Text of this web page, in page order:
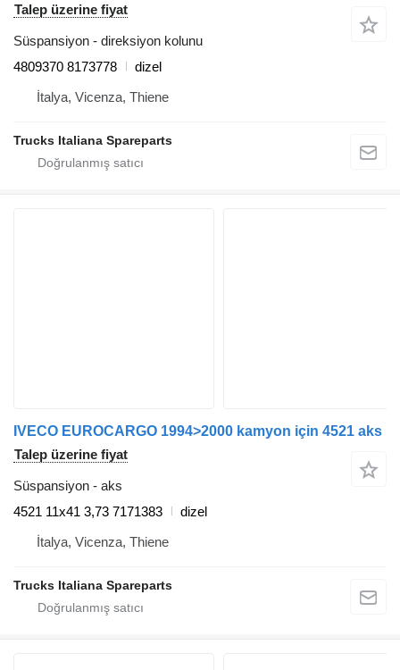
Talep üzerine fiyat
Süspansiyon - direksiyon kolunu
4809370 8173778
dizel
İtalya, Vicenza, Thiene
Trucks Italiana Spareparts
IVECO EUROCARGO 1994>2000 kamyon için 4521 aks
Talep üzerine fiyat
Süspansiyon - aks
4521 11x41 3,73 7171383
dizel
İtalya, Vicenza, Thiene
Trucks Italiana Spareparts